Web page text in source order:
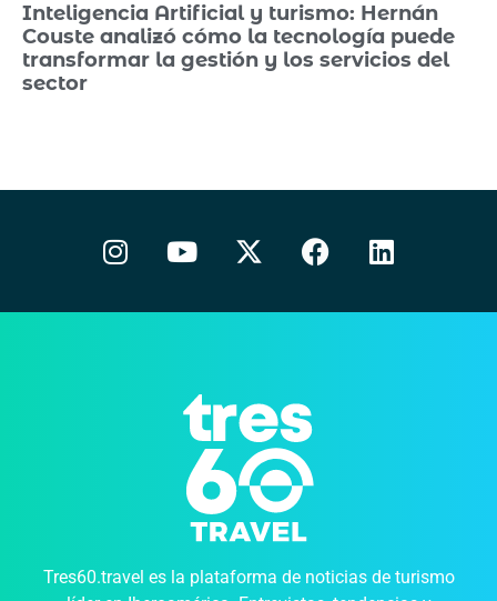
Inteligencia Artificial y turismo: Hernán
Couste analizó cómo la tecnología puede
transformar la gestión y los servicios del
sector
Tres60.travel es la plataforma de noticias de turismo